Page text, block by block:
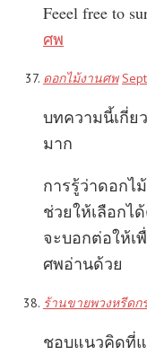
Feeel free to
ศพ
ดอกไม้งานศพ
บทความนี้เกี่ย
มาก
การรู้ว่าดอกไ
ช่วยให้เลือกไ
จะบอกต่อให้เ
ศพอ่านด้วย
ร้านขายพวงหรีดก
ชอบแนวคิดที่